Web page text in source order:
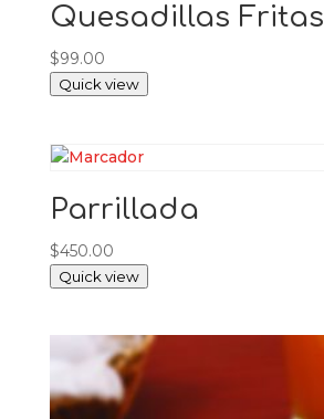
Quesadillas Fritas
$99.00
Quick view
Parrillada
$450.00
Quick view